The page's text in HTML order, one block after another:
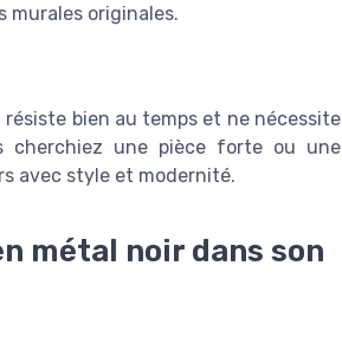
murales originales.
bien au temps et ne nécessite
cherchiez une pièce forte ou une
avec style et modernité.
métal noir dans son